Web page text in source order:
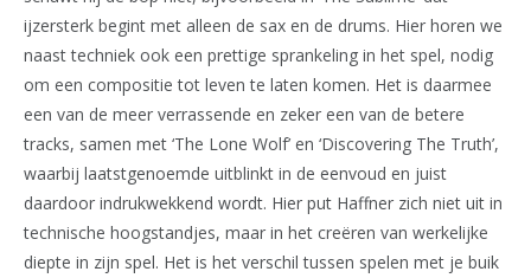
ijzersterk begint met alleen de sax en de drums. Hier horen we
naast techniek ook een prettige sprankeling in het spel, nodig
om een compositie tot leven te laten komen. Het is daarmee
een van de meer verrassende en zeker een van de betere
tracks, samen met ‘The Lone Wolf’ en ‘Discovering The Truth’,
waarbij laatstgenoemde uitblinkt in de eenvoud en juist
daardoor indrukwekkend wordt. Hier put Haffner zich niet uit in
technische hoogstandjes, maar in het creëren van werkelijke
diepte in zijn spel. Het is het verschil tussen spelen met je buik